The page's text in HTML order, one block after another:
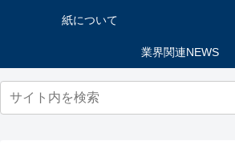
紙について
業界関連NEWS